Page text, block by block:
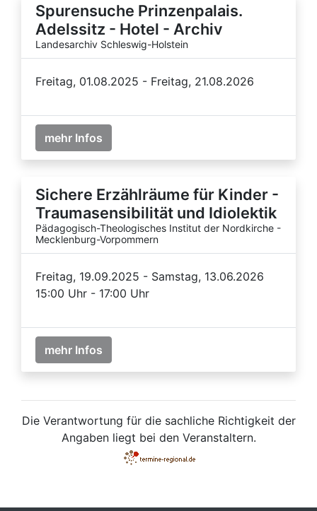
Spurensuche Prinzenpalais.
Adelssitz - Hotel - Archiv
Landesarchiv Schleswig-Holstein
Freitag, 01.08.2025 - Freitag, 21.08.2026
mehr Infos
Sichere Erzählräume für Kinder -
Traumasensibilität und Idiolektik
Pädagogisch-Theologisches Institut der Nordkirche -
Mecklenburg-Vorpommern
Freitag, 19.09.2025 - Samstag, 13.06.2026
15:00 Uhr - 17:00 Uhr
mehr Infos
Die Verantwortung für die sachliche Richtigkeit der
Angaben liegt bei den Veranstaltern.